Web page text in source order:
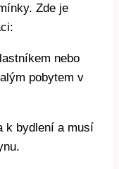
Zde je
nebo
pobytem v
k bydlení a musí